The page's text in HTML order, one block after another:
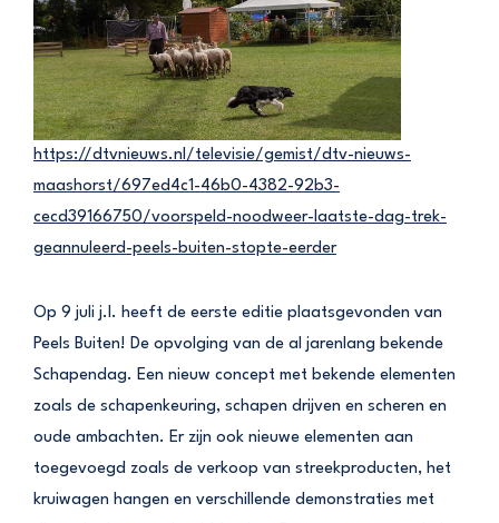
https://dtvnieuws.nl/televisie/gemist/dtv-nieuws-
maashorst/697ed4c1-46b0-4382-92b3-
cecd39166750/voorspeld-noodweer-laatste-dag-trek-
geannuleerd-peels-buiten-stopte-eerder
Op 9 juli j.l. heeft de eerste editie plaatsgevonden van
Peels Buiten! De opvolging van de al jarenlang bekende
Schapendag. Een nieuw concept met bekende elementen
zoals de schapenkeuring, schapen drijven en scheren en
oude ambachten. Er zijn ook nieuwe elementen aan
toegevoegd zoals de verkoop van streekproducten, het
kruiwagen hangen en verschillende demonstraties met